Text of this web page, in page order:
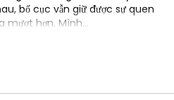
bố cục vẫn giữ được sự quen
mượt hơn. Mình…